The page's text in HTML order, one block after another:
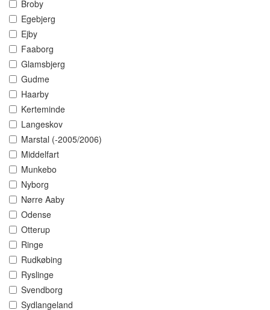
Broby
Egebjerg
Ejby
Faaborg
Glamsbjerg
Gudme
Haarby
Kerteminde
Langeskov
Marstal (-2005/2006)
Middelfart
Munkebo
Nyborg
Nørre Aaby
Odense
Otterup
Ringe
Rudkøbing
Ryslinge
Svendborg
Sydlangeland